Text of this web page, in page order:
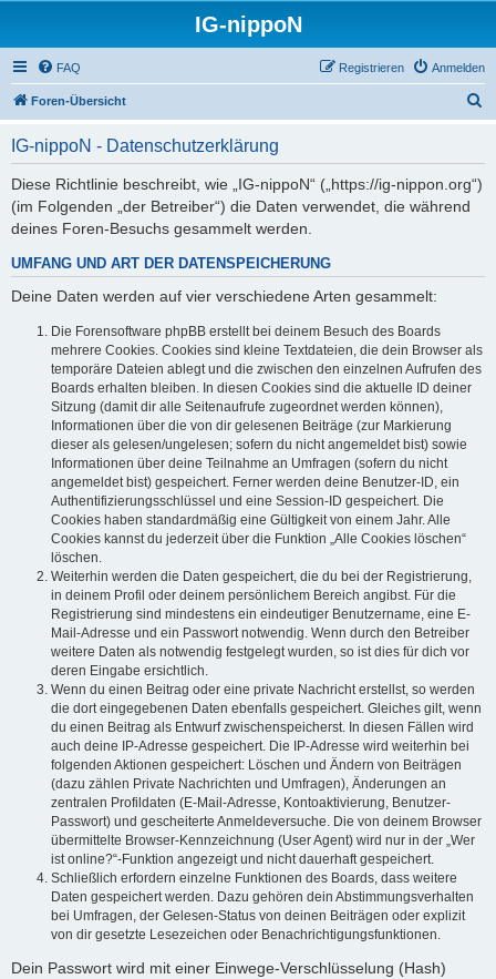
IG-nippoN
FAQ Anmelden
Registrieren
Foren-Übersicht
IG-nippoN - Datenschutzerklärung
Diese Richtlinie beschreibt, wie „IG-nippoN“ („https://ig-nippon.org“)
(im Folgenden „der Betreiber“) die Daten verwendet, die während
deines Foren-Besuchs gesammelt werden.
UMFANG UND ART DER DATENSPEICHERUNG
Deine Daten werden auf vier verschiedene Arten gesammelt:
Die Forensoftware phpBB erstellt bei deinem Besuch des Boards
mehrere Cookies. Cookies sind kleine Textdateien, die dein Browser als
temporäre Dateien ablegt und die zwischen den einzelnen Aufrufen des
Boards erhalten bleiben. In diesen Cookies sind die aktuelle ID deiner
Sitzung (damit dir alle Seitenaufrufe zugeordnet werden können),
Informationen über die von dir gelesenen Beiträge (zur Markierung
dieser als gelesen/ungelesen; sofern du nicht angemeldet bist) sowie
Informationen über deine Teilnahme an Umfragen (sofern du nicht
angemeldet bist) gespeichert. Ferner werden deine Benutzer-ID, ein
Authentifizierungsschlüssel und eine Session-ID gespeichert. Die
Cookies haben standardmäßig eine Gültigkeit von einem Jahr. Alle
Cookies kannst du jederzeit über die Funktion „Alle Cookies löschen“
löschen.
Weiterhin werden die Daten gespeichert, die du bei der Registrierung,
in deinem Profil oder deinem persönlichem Bereich angibst. Für die
Registrierung sind mindestens ein eindeutiger Benutzername, eine E-
Mail-Adresse und ein Passwort notwendig. Wenn durch den Betreiber
weitere Daten als notwendig festgelegt wurden, so ist dies für dich vor
deren Eingabe ersichtlich.
Wenn du einen Beitrag oder eine private Nachricht erstellst, so werden
die dort eingegebenen Daten ebenfalls gespeichert. Gleiches gilt, wenn
du einen Beitrag als Entwurf zwischenspeicherst. In diesen Fällen wird
auch deine IP-Adresse gespeichert. Die IP-Adresse wird weiterhin bei
folgenden Aktionen gespeichert: Löschen und Ändern von Beiträgen
(dazu zählen Private Nachrichten und Umfragen), Änderungen an
zentralen Profildaten (E-Mail-Adresse, Kontoaktivierung, Benutzer-
Passwort) und gescheiterte Anmeldeversuche. Die von deinem Browser
übermittelte Browser-Kennzeichnung (User Agent) wird nur in der „Wer
ist online?“-Funktion angezeigt und nicht dauerhaft gespeichert.
Schließlich erfordern einzelne Funktionen des Boards, dass weitere
Daten gespeichert werden. Dazu gehören dein Abstimmungsverhalten
bei Umfragen, der Gelesen-Status von deinen Beiträgen oder explizit
von dir gesetzte Lesezeichen oder Benachrichtigungsfunktionen.
Dein Passwort wird mit einer Einwege-Verschlüsselung (Hash)